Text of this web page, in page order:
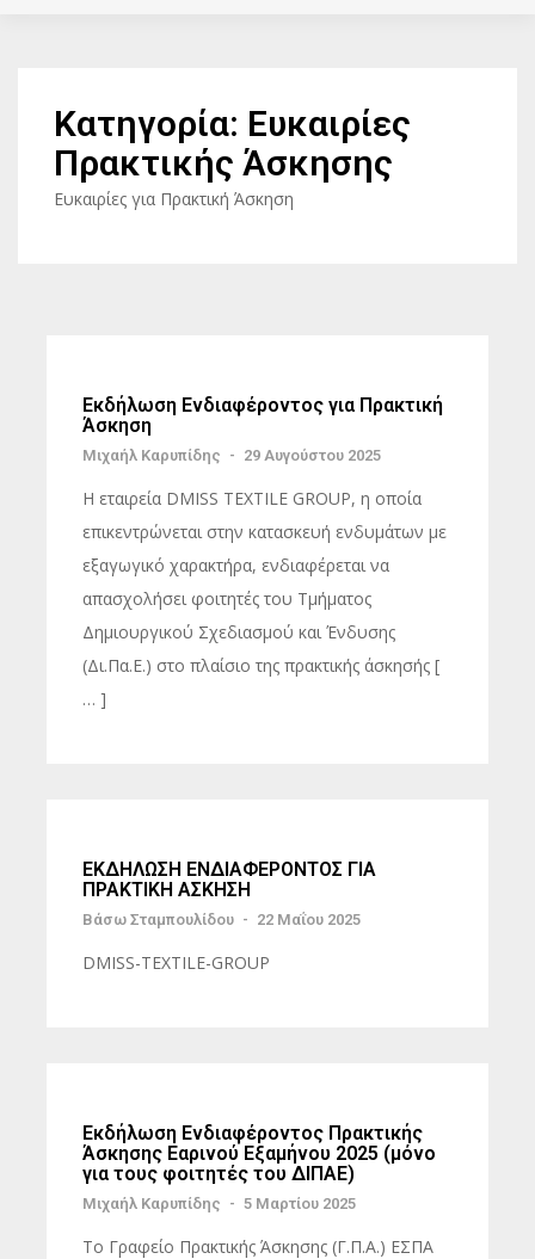
Κατηγορία: Ευκαιρίες
Πρακτικής Άσκησης
Ευκαιρίες για Πρακτική Άσκηση
Εκδήλωση Ενδιαφέροντος για Πρακτική
Άσκηση
Μιχαήλ Καρυπίδης - 29 Αυγούστου 2025
H εταιρεία DMISS TEXTILE GROUP, η οποία
επικεντρώνεται στην κατασκευή ενδυμάτων με
εξαγωγικό χαρακτήρα, ενδιαφέρεται να
απασχολήσει φοιτητές του Τμήματος
Δημιουργικού Σχεδιασμού και Ένδυσης
(Δι.Πα.Ε.) στο πλαίσιο της πρακτικής άσκησής [
… ]
ΕΚΔΗΛΩΣΗ ΕΝΔΙΑΦΕΡΟΝΤΟΣ ΓΙΑ
ΠΡΑΚΤΙΚΗ ΑΣΚΗΣΗ
Βάσω Σταμπουλίδου - 22 Μαΐου 2025
DMISS-TEXTILE-GROUP
Εκδήλωση Ενδιαφέροντος Πρακτικής
Άσκησης Εαρινού Εξαμήνου 2025 (μόνο
για τους φοιτητές του ΔΙΠΑΕ)
Μιχαήλ Καρυπίδης - 5 Μαρτίου 2025
Το Γραφείο Πρακτικής Άσκησης (Γ.Π.Α.) ΕΣΠΑ